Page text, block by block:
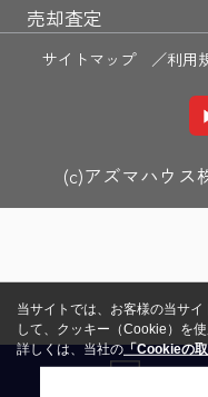
売却査定
サイトマップ ／利用
(c)アズマハウス
当サイトでは、お客様の当サ
して、クッキー（Cookie）を使
詳しくは、当社の「Cookieの